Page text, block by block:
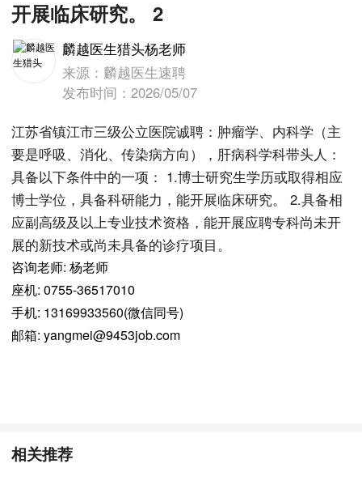
开展临床研究。 2
麟越医生猎头杨老师
来源：麟越医生速聘
发布时间：2026/05/07
江苏省镇江市三级公立医院诚聘：肿瘤学、内科学（主
要是呼吸、消化、传染病方向），肝病科学科带头人：
具备以下条件中的一项： 1.博士研究生学历或取得相应
博士学位，具备科研能力，能开展临床研究。 2.具备相
应副高级及以上专业技术资格，能开展应聘专科尚未开
展的新技术或尚未具备的诊疗项目。
咨询老师: 杨老师
座机: 0755-36517010
手机: 13169933560(微信同号)
邮箱: yangmei@9453job.com
相关推荐